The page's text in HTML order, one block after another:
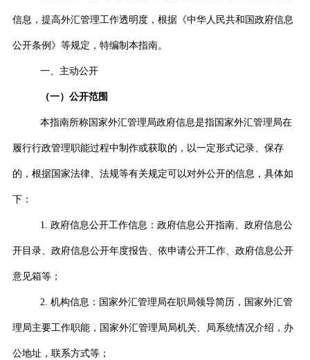
信息，提高外汇管理工作透明度，根据《中华人民共和国政府信息
公开条例》等规定，特编制本指南。
一、主动公开
（一）公开范围
本指南所称国家外汇管理局政府信息是指国家外汇管理局在
履行行政管理职能过程中制作或获取的，以一定形式记录、保存
的，根据国家法律、法规等有关规定可以对外公开的信息，具体如
下：
1. 政府信息公开工作信息：政府信息公开指南、政府信息公
开目录、政府信息公开年度报告、依申请公开工作、政府信息公开
意见箱等；
2. 机构信息：国家外汇管理局在职局领导简历，国家外汇管
理局主要工作职能，国家外汇管理局局机关、局系统情况介绍，办
公地址，联系方式等；